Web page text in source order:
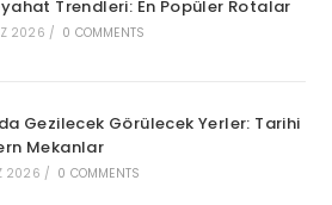
Trendleri: En Popüler Rotalar
2026 / 0 COMMENTS
Gezilecek Görülecek Yerler: Tarihi
Mekanlar
2026 / 0 COMMENTS